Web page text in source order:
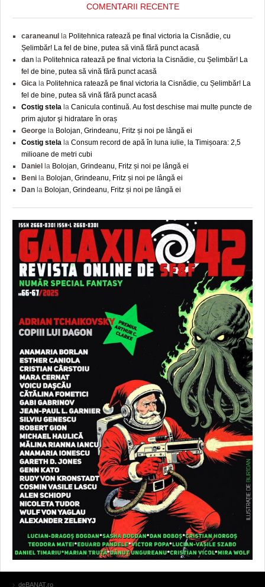
COMENTARII RECENTE
caraneanul la Politehnica ratează pe final victoria la Cisnădie, cu
Șelimbăr! La fel de bine, putea să vină fără punct acasă
dan la Politehnica ratează pe final victoria la Cisnădie, cu Șelimbăr! La
fel de bine, putea să vină fără punct acasă
Gica la Politehnica ratează pe final victoria la Cisnădie, cu Șelimbăr! La
fel de bine, putea să vină fără punct acasă
Costig stela la Canicula continuă. Au fost deschise mai multe puncte de
prim ajutor şi hidratare în oraș
George la Bolojan, Grindeanu, Fritz și noi pe lângă ei
Costig stela la Consum record de apă în luna iulie, la Timișoara: 2,5
milioane de metri cubi
Daniel
la Bolojan, Grindeanu, Fritz și noi pe lângă ei
Beni la Bolojan, Grindeanu, Fritz și noi pe lângă ei
Dan la Bolojan, Grindeanu, Fritz și noi pe lângă ei
deBANAT.ro